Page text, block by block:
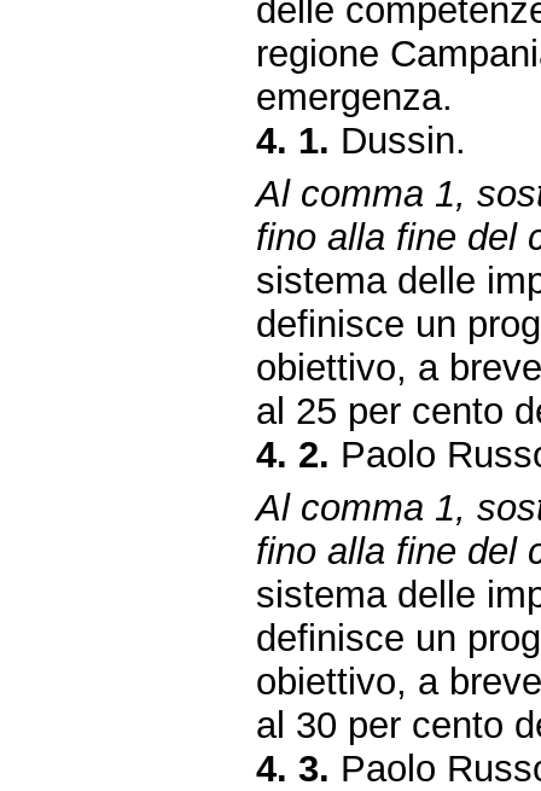
delle
regione
emergenza.
4. 1. Dussin.
Al comma 1,
fino alla fine del
sistema delle
definisce un
obiettivo, a
al 25 per cento
4. 2. Paolo
Al comma 1,
fino alla fine del
sistema delle
definisce un
obiettivo, a
al 30 per cento
4. 3. Paolo